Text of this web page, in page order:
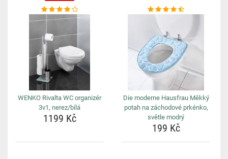
WENKO Rivalta WC organizér
3v1, nerez/bílá
1199 Kč
Die moderne Hausfrau Měkký
potah na záchodové prkénko,
světle modrý
199 Kč